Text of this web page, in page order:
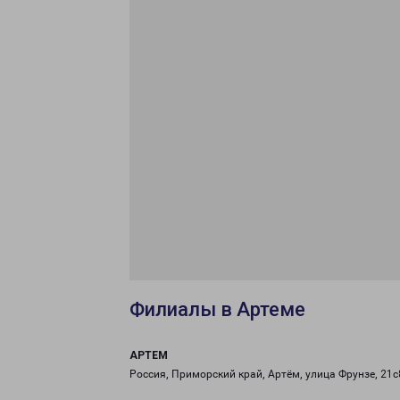
Филиалы в Артеме
АРТЕМ
Россия, Приморский край, Артём, улица Фрунзе,